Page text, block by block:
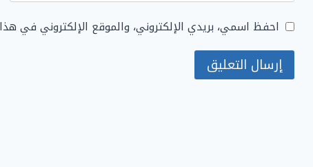
احفظ اسمي، بريدي الإلكتروني، والموقع الإلكتروني في